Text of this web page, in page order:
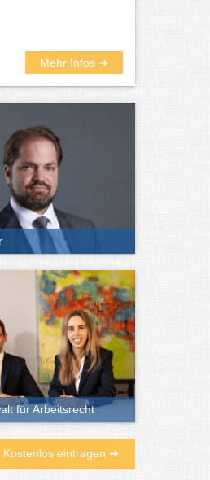
Mehr Infos ➜
für Arbeitsrecht
Kostenlos eintragen ➜